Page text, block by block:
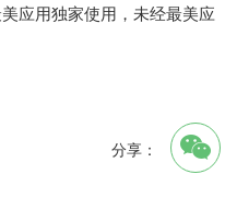
应用独家使用，未经最美应
分享：